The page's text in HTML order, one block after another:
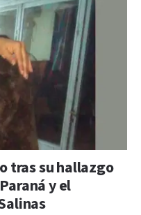
tras su hallazgo
y el